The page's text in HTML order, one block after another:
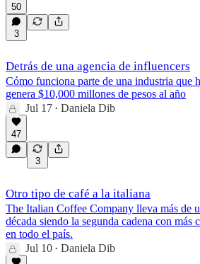
50
3
Detrás de una agencia de influencers
Cómo funciona parte de una industria que
genera $10,000 millones de pesos al año
Jul 17 • Daniela Dib
47
3
Otro tipo de café a la italiana
The Italian Coffee Company lleva más de
década siendo la segunda cadena con más
en todo el país.
Jul 10 • Daniela Dib